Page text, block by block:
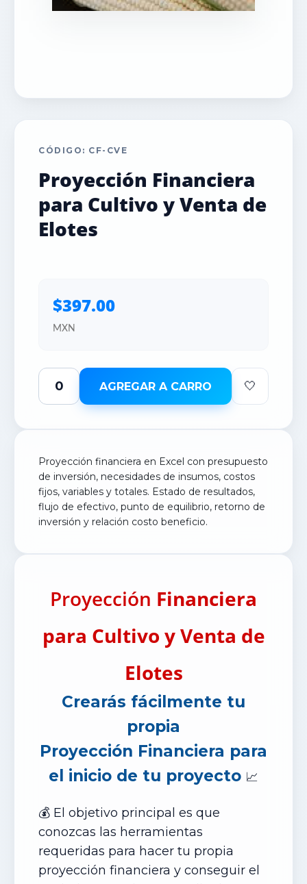
CÓDIGO: CF-CVE
Proyección Financiera
para Cultivo y Venta de
Elotes
$397.00
MXN
AGREGAR A CARRO 🤍
Proyección financiera en Excel con presupuesto
de inversión, necesidades de insumos, costos
fijos, variables y totales. Estado de resultados,
flujo de efectivo, punto de equilibrio, retorno de
inversión y relación costo beneficio.
Proyección Financiera
para Cultivo y Venta de
Elotes
Crearás fácilmente tu
propia
Proyección Financiera para
el inicio de tu proyecto 📈
💰 El objetivo principal es que
conozcas las herramientas
requeridas para hacer tu propia
proyección financiera y conseguir el